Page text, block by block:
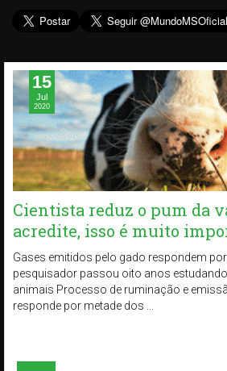
Cientista reduz o pum da
acredite, isso é muito
Gases emitidos pelo gado respondem
pesquisador passou oito anos
animais Processo de ruminação e
responde por metade dos ...
15
Jul
2020